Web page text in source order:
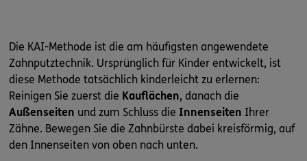
Die KAI-Methode ist die am häufigsten angewendete
Zahnputztechnik. Ursprünglich für Kinder entwickelt, ist
diese Methode tatsächlich kinderleicht zu erlernen:
Reinigen Sie zuerst die Kauflächen, danach die
Außenseiten und zum Schluss die Innenseiten Ihrer
Zähne. Bewegen Sie die Zahnbürste dabei kreisförmig, auf
den Innenseiten von oben nach unten.